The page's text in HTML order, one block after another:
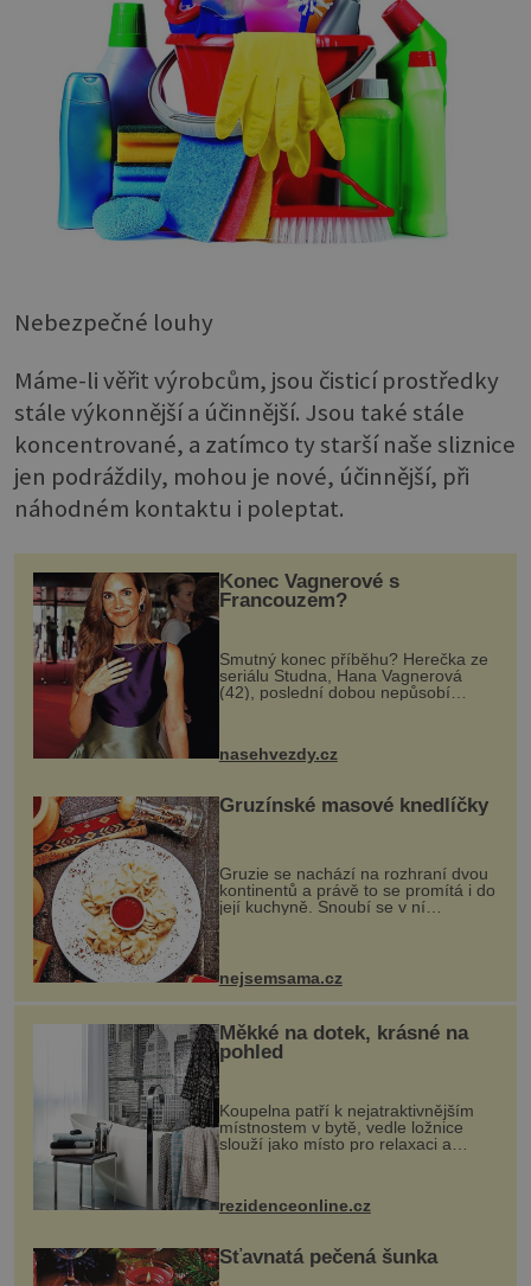
Nebezpečné louhy
Máme-li věřit výrobcům, jsou čisticí prostředky
stále výkonnější a účinnější. Jsou také stále
koncentrované, a zatímco ty starší naše sliznice
jen podráždily, mohou je nové, účinnější, při
náhodném kontaktu i poleptat.
Konec Vagnerové s
Francouzem?
Smutný konec příběhu? Herečka ze
seriálu Studna, Hana Vagnerová
(42), poslední dobou nepůsobí
nasehvezdy.cz
Gruzínské masové knedlíčky
Gruzie se nachází na rozhraní dvou
kontinentů a právě to se promítá i do
její kuchyně. Snoubí se v ní
evropské a asijské chutě a díky tomu
pokrmy, které rozhodně st...
nejsemsama.cz
Měkké na dotek, krásné na
pohled
Koupelna patří k nejatraktivnějším
místnostem v bytě, vedle ložnice
slouží jako místo pro relaxaci a
odpočinek. Koupelnový textil –
ručníky, osušky a koberečky –
mohou jako mávnutím kouzelného
proutku...
rezidenceonline.cz
Šťavnatá pečená šunka